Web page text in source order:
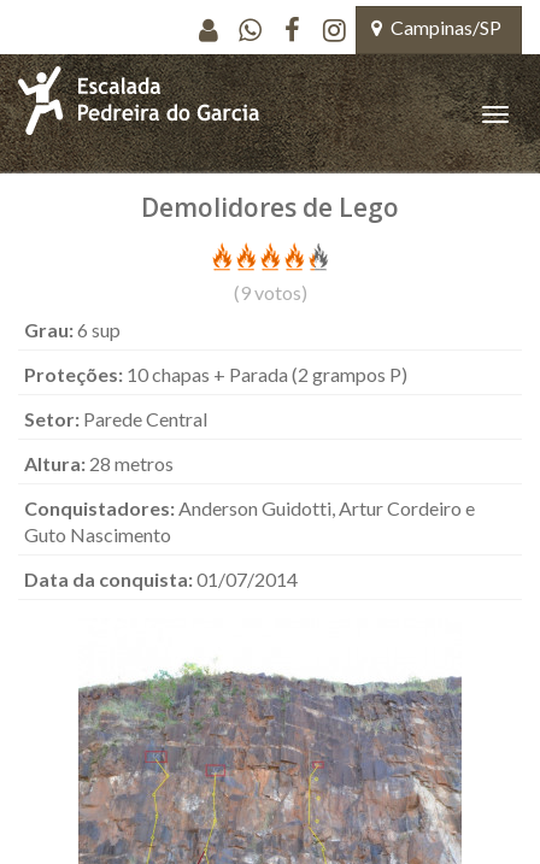
Pular para o conteúdo principal
Campinas/SP
Toggle
Demolidores de Lego
(9votos)
Grau:6 sup
Proteções: 10 chapas + Parada (2 grampos P)
Setor: Parede Central
Altura: 28 metros
Conquistadores:Anderson Guidotti, Artur Cordeiro e
Guto Nascimento
Data da conquista:01/07/2014